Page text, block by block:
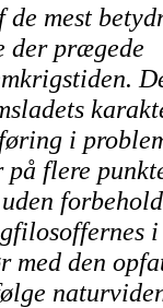
mest
der prægede
i
på flere
med den